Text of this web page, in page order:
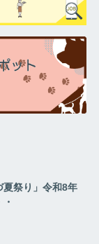
夏祭り」令和8年